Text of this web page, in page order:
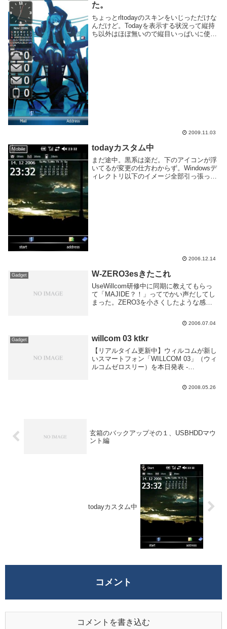
た。
ちょっとrltodayのスキンをいじっただけな
んだけど。Todayを表示する状況って縦持
ち以外はほぼ無いので縦目いっぱいに使っ
2009.11.03
Mobile todayカスタム中
まだ途中。黒系は楽だ。下のアイコンが浮
いてるが変更の仕方わからず。Windowsデ
ィレクトリ以下のイメージ全部引っ張って
2006.12.14
Gadget W-ZERO3esきたこれ
UseWillcom研修中に同期に教えてもらっ
て「MAJIDE？！」ってでかい声だしてし
まった。ZERO3を小さくしたような感じ
2006.07.04
Gadget willcom 03 ktkr
【リアルタイム更新中】ウィルコムが新し
いスマートフォン「WILLCOM 03」（ウィ
ルコムゼロスリー）を本日発表 -
売したら即買い予定。ad我慢して良かっ
2008.05.26
玄箱のバックアップその１、USBHDDマウ
ント編
todayカスタム中
コメント
コメントを書き込む